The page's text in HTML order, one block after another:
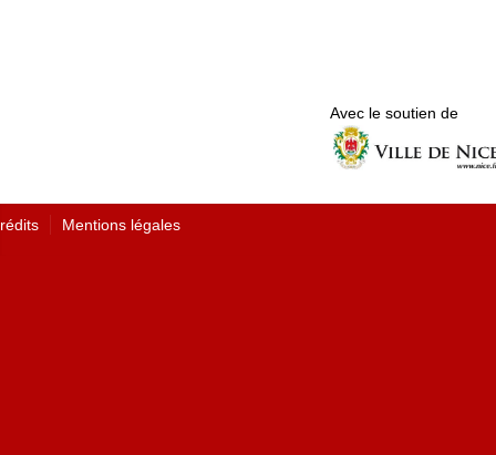
Avec le soutien de
Mentions légales